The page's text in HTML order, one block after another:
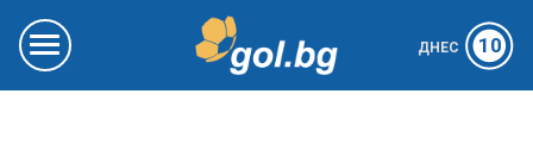
ДНЕС 10